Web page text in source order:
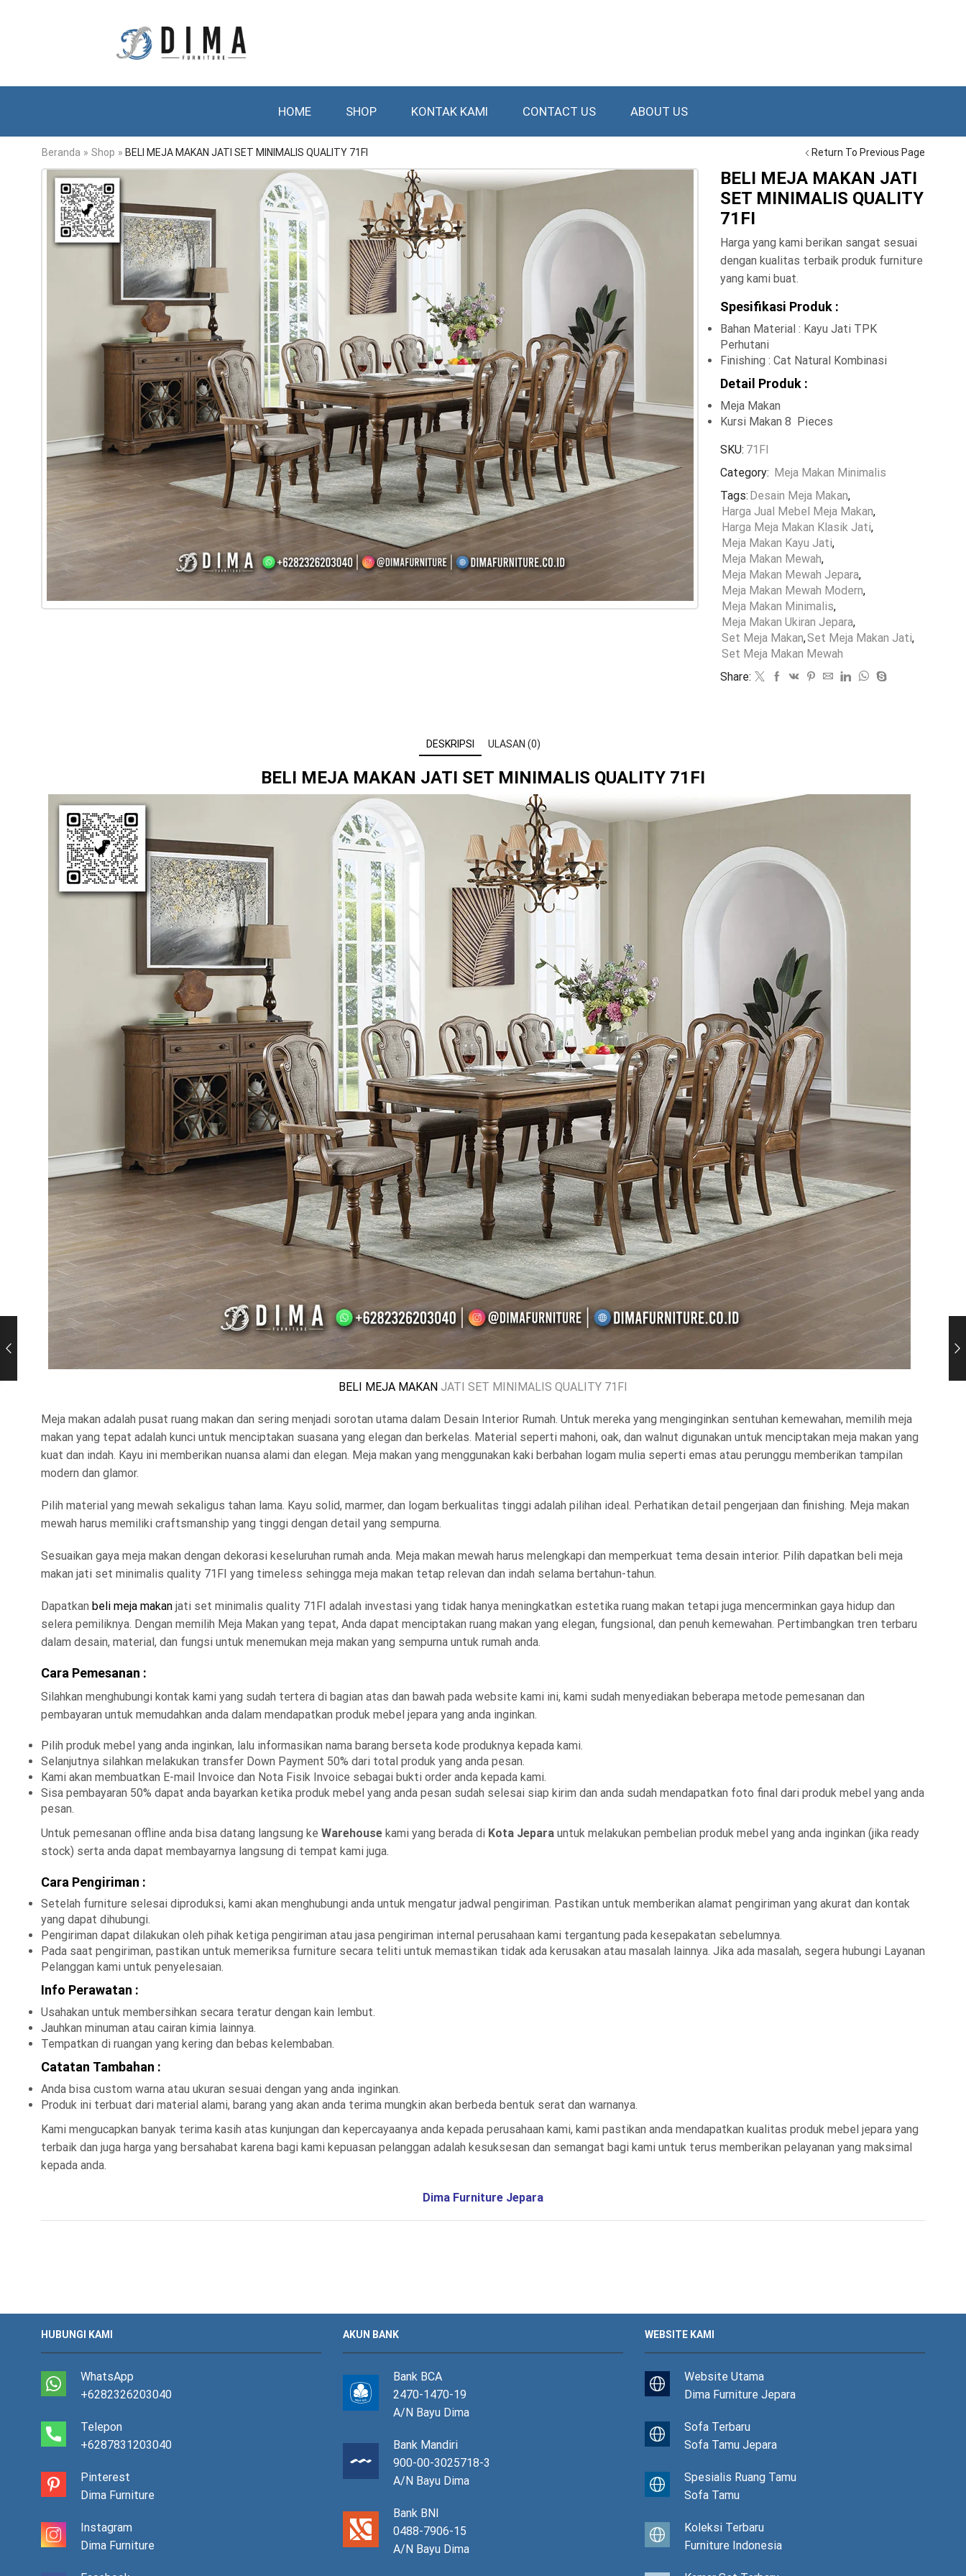
HOME SHOP KONTAK KAMI CONTACT US ABOUT US
Return To Previous Page
Beranda » Shop » BELI MEJA MAKAN JATI SET MINIMALIS QUALITY 71FI
BELI MEJA MAKAN JATI
SET MINIMALIS QUALITY
71FI
Harga yang kami berikan sangat sesuai
dengan kualitas terbaik produk furniture
yang kami buat.
Spesifikasi Produk :
Bahan Material : Kayu Jati TPK
Perhutani
Finishing : Cat Natural Kombinasi
Detail Produk :
Meja Makan
Kursi Makan 8 Pieces
SKU: 71FI
Category: Meja Makan Minimalis
Tags: Desain Meja Makan,
Harga Jual Mebel Meja Makan,
Harga Meja Makan Klasik Jati,
Meja Makan Kayu Jati,
Meja Makan Mewah,
Meja Makan Mewah Jepara,
Meja Makan Mewah Modern,
Meja Makan Minimalis,
Meja Makan Ukiran Jepara,
Set Meja Makan,Set Meja Makan Jati,
Set Meja Makan Mewah
Share:
DESKRIPSI ULASAN (0)
BELI MEJA MAKAN JATI SET MINIMALIS QUALITY 71FI
BELI MEJA MAKAN JATI SET MINIMALIS QUALITY 71FI
Meja makan adalah pusat ruang makan dan sering menjadi sorotan utama dalam Desain Interior Rumah. Untuk mereka yang menginginkan sentuhan kemewahan, memilih meja
makan yang tepat adalah kunci untuk menciptakan suasana yang elegan dan berkelas. Material seperti mahoni, oak, dan walnut digunakan untuk menciptakan meja makan yang
kuat dan indah. Kayu ini memberikan nuansa alami dan elegan. Meja makan yang menggunakan kaki berbahan logam mulia seperti emas atau perunggu memberikan tampilan
modern dan glamor.
Pilih material yang mewah sekaligus tahan lama. Kayu solid, marmer, dan logam berkualitas tinggi adalah pilihan ideal. Perhatikan detail pengerjaan dan finishing. Meja makan
mewah harus memiliki craftsmanship yang tinggi dengan detail yang sempurna.
Sesuaikan gaya meja makan dengan dekorasi keseluruhan rumah anda. Meja makan mewah harus melengkapi dan memperkuat tema desain interior. Pilih dapatkan beli meja
makan jati set minimalis quality 71FI yang timeless sehingga meja makan tetap relevan dan indah selama bertahun-tahun.
Dapatkan beli meja makan jati set minimalis quality 71FI adalah investasi yang tidak hanya meningkatkan estetika ruang makan tetapi juga mencerminkan gaya hidup dan
selera pemiliknya. Dengan memilih Meja Makan yang tepat, Anda dapat menciptakan ruang makan yang elegan, fungsional, dan penuh kemewahan. Pertimbangkan tren terbaru
dalam desain, material, dan fungsi untuk menemukan meja makan yang sempurna untuk rumah anda.
Cara Pemesanan :
Silahkan menghubungi kontak kami yang sudah tertera di bagian atas dan bawah pada website kami ini, kami sudah menyediakan beberapa metode pemesanan dan
pembayaran untuk memudahkan anda dalam mendapatkan produk mebel jepara yang anda inginkan.
Pilih produk mebel yang anda inginkan, lalu informasikan nama barang berseta kode produknya kepada kami.
Selanjutnya silahkan melakukan transfer Down Payment 50% dari total produk yang anda pesan.
Kami akan membuatkan E-mail Invoice dan Nota Fisik Invoice sebagai bukti order anda kepada kami.
Sisa pembayaran 50% dapat anda bayarkan ketika produk mebel yang anda pesan sudah selesai siap kirim dan anda sudah mendapatkan foto final dari produk mebel yang anda
pesan.
Untuk pemesanan offline anda bisa datang langsung ke Warehouse kami yang berada di Kota Jepara untuk melakukan pembelian produk mebel yang anda inginkan (jika ready
stock) serta anda dapat membayarnya langsung di tempat kami juga.
Cara Pengiriman :
Setelah furniture selesai diproduksi, kami akan menghubungi anda untuk mengatur jadwal pengiriman. Pastikan untuk memberikan alamat pengiriman yang akurat dan kontak
yang dapat dihubungi.
Pengiriman dapat dilakukan oleh pihak ketiga pengiriman atau jasa pengiriman internal perusahaan kami tergantung pada kesepakatan sebelumnya.
Pada saat pengiriman, pastikan untuk memeriksa furniture secara teliti untuk memastikan tidak ada kerusakan atau masalah lainnya. Jika ada masalah, segera hubungi Layanan
Pelanggan kami untuk penyelesaian.
Info Perawatan :
Usahakan untuk membersihkan secara teratur dengan kain lembut.
Jauhkan minuman atau cairan kimia lainnya.
Tempatkan di ruangan yang kering dan bebas kelembaban.
Catatan Tambahan :
Anda bisa custom warna atau ukuran sesuai dengan yang anda inginkan.
Produk ini terbuat dari material alami, barang yang akan anda terima mungkin akan berbeda bentuk serat dan warnanya.
Kami mengucapkan banyak terima kasih atas kunjungan dan kepercayaanya anda kepada perusahaan kami, kami pastikan anda mendapatkan kualitas produk mebel jepara yang
terbaik dan juga harga yang bersahabat karena bagi kami kepuasan pelanggan adalah kesuksesan dan semangat bagi kami untuk terus memberikan pelayanan yang maksimal
kepada anda.
Dima Furniture Jepara
HUBUNGI KAMI
WhatsApp
+6282326203040
Telepon
+6287831203040
Pinterest
Dima Furniture
Instagram
Dima Furniture
AKUN BANK
Bank BCA
2470-1470-19
A/N Bayu Dima
Bank Mandiri
900-00-3025718-3
A/N Bayu Dima
Bank BNI
0488-7906-15
A/N Bayu Dima
WEBSITE KAMI
Website Utama
Dima Furniture Jepara
Sofa Terbaru
Sofa Tamu Jepara
Spesialis Ruang Tamu
Sofa Tamu
Koleksi Terbaru
Furniture Indonesia